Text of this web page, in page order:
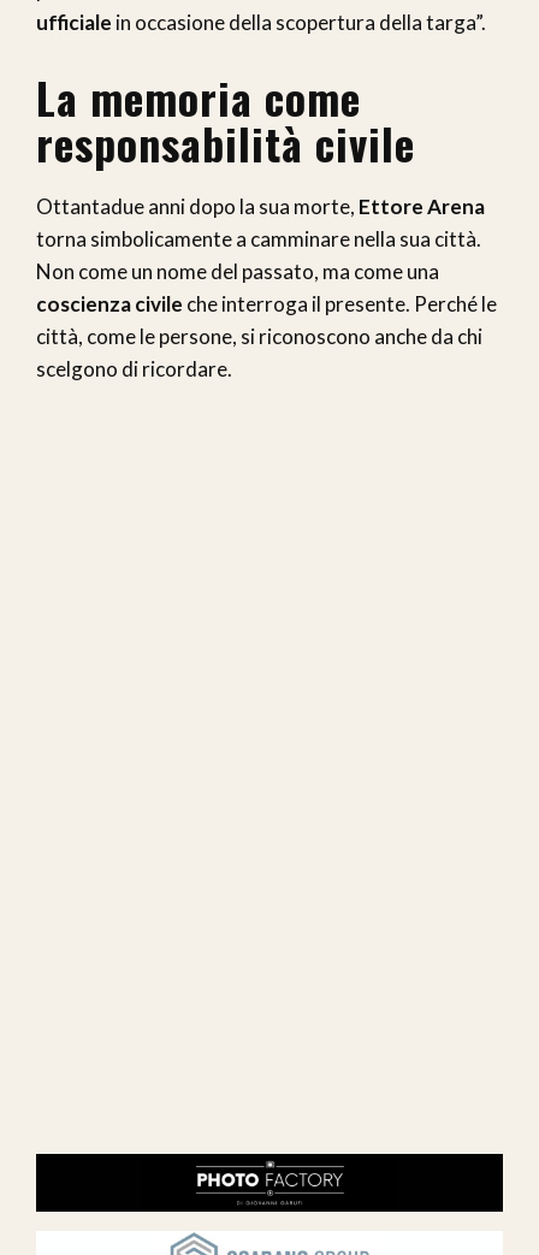
ufficiale in occasione della scopertura della targa”.
La memoria come
responsabilità civile
Ottantadue anni dopo la sua morte, Ettore Arena
torna simbolicamente a camminare nella sua città.
Non come un nome del passato, ma come una
coscienza civile che interroga il presente. Perché le
città, come le persone, si riconoscono anche da chi
scelgono di ricordare.